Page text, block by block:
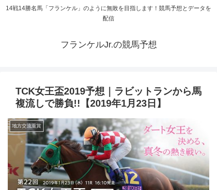
14戦14勝名馬「フランケル」のように無敗を目指します！競馬予想とデータを
配信
フランケルJr.の競馬予想
TCK女王盃2019予想｜ラビットランから馬
複流しで勝負!!【2019年1月23日】
地方交流重賞